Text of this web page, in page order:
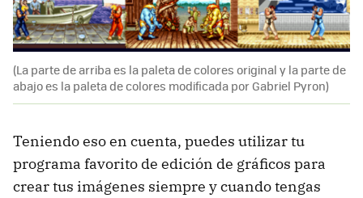
(La parte de arriba es la paleta de colores original y la parte de
abajo es la paleta de colores modificada por Gabriel Pyron)
Teniendo eso en cuenta, puedes utilizar tu
programa favorito de edición de gráficos para
crear tus imágenes siempre y cuando tengas